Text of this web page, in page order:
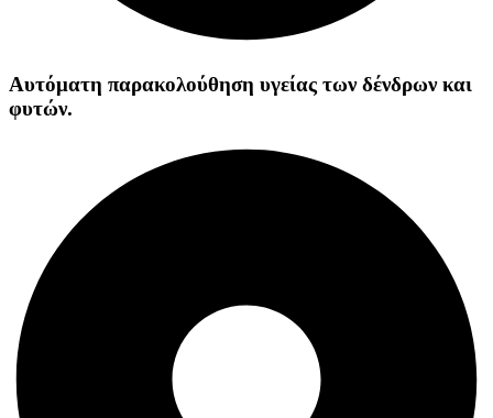
Αυτόματη παρακολούθηση υγείας των δένδρων και
φυτών.